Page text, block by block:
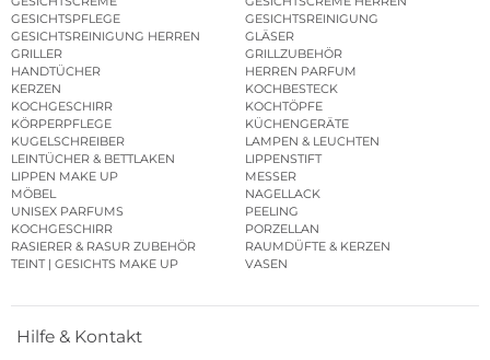
GESICHTSPFLEGE
GESICHTSREINIGUNG
GESICHTSREINIGUNG HERREN
GLÄSER
GRILLER
GRILLZUBEHÖR
HANDTÜCHER
HERREN PARFUM
KERZEN
KOCHBESTECK
KOCHGESCHIRR
KOCHTÖPFE
KÖRPERPFLEGE
KÜCHENGERÄTE
KUGELSCHREIBER
LAMPEN & LEUCHTEN
LEINTÜCHER & BETTLAKEN
LIPPENSTIFT
LIPPEN MAKE UP
MESSER
MÖBEL
NAGELLACK
UNISEX PARFUMS
PEELING
KOCHGESCHIRR
PORZELLAN
RASIERER & RASUR ZUBEHÖR
RAUMDÜFTE & KERZEN
TEINT | GESICHTS MAKE UP
VASEN
Hilfe & Kontakt